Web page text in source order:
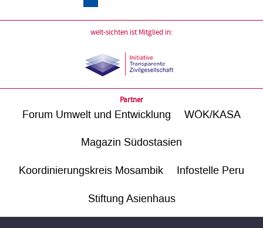
welt-sichten ist Mitglied in:
Partner
Forum Umwelt und Entwicklung WÖK/KASA
Magazin Südostasien
Koordinierungskreis Mosambik Infostelle Peru
Stiftung Asienhaus